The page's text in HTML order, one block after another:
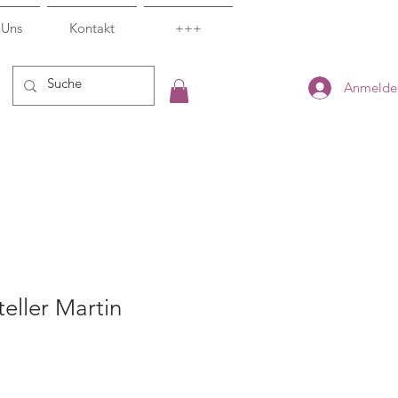
Kontakt +++
Martin